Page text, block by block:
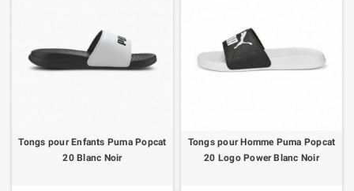
Tongs pour Enfants Puma Popcat
20 Blanc Noir
Tongs pour Homme Puma Popcat
20 Logo Power Blanc Noir